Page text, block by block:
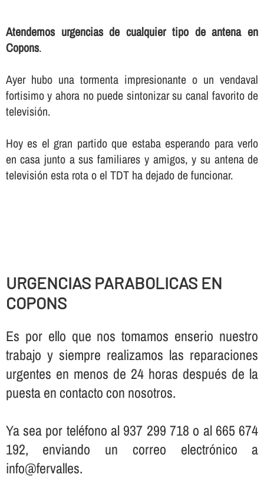
Atendemos urgencias de cualquier tipo de antena en
Copons.
Ayer hubo una tormenta impresionante o un vendaval
fortisimo y ahora no puede sintonizar su canal favorito de
televisión.
Hoy es el gran partido que estaba esperando para verlo
en casa junto a sus familiares y amigos, y su antena de
televisión esta rota o el TDT ha dejado de funcionar.
URGENCIAS PARABOLICAS EN
COPONS
Es por ello que nos tomamos enserio nuestro
trabajo y siempre realizamos las reparaciones
urgentes en menos de 24 horas después de la
puesta en contacto con nosotros.
Ya sea por teléfono al 937 299 718 o al 665 674
192, enviando un correo electrónico a
info@fervalles.